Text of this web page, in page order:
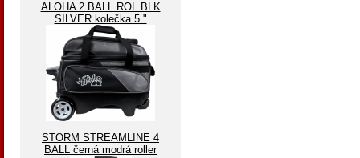
ALOHA 2 BALL ROL BLK
SILVER kolečka 5 "
STORM STREAMLINE 4
BALL černá modrá roller